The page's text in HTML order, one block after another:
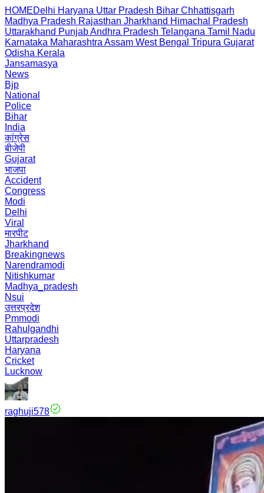
HOMEDelhi Haryana Uttar Pradesh Bihar Chhattisgarh
Madhya Pradesh Rajasthan Jharkhand Himachal Pradesh
Uttarakhand PunjabAndhra Pradesh Telangana Tamil Nadu
Karnataka Maharashtra Assam West Bengal Tripura Gujarat
Odisha Kerala
Jansamasya
News
Bjp
National
Police
Bihar
India
कांग्रेस
बीजेपी
Gujarat
भाजपा
Accident
Congress
Modi
Delhi
Viral
मारपीट
Jharkhand
Breakingnews
Narendramodi
Nitishkumar
Madhya_pradesh
Nsui
उत्तरप्रदेश
Pmmodi
Rahulgandhi
Uttarpradesh
Haryana
Cricket
Lucknow
raghuji578